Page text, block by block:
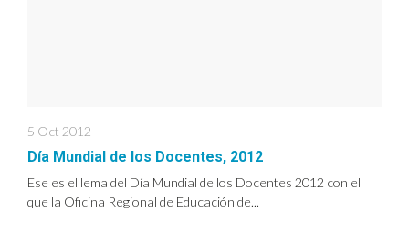
5 Oct 2012
Día Mundial de los Docentes, 2012
Ese es el lema del Día Mundial de los Docentes 2012 con el
que la Oficina Regional de Educación de...